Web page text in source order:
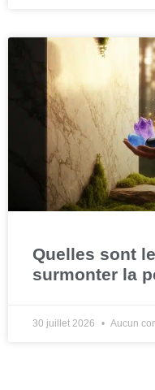
Quelles sont
surmonter la
30 juillet 2026 Aucun